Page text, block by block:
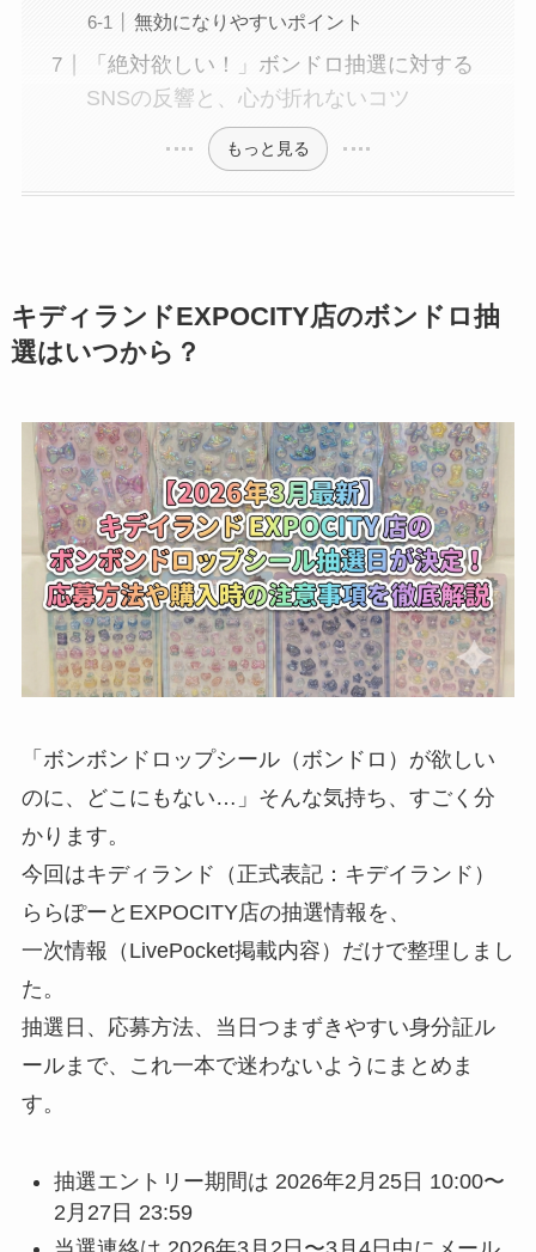
無効になりやすいポイント
「絶対欲しい！」ボンドロ抽選に対する
SNSの反響と、心が折れないコツ
もっと見る
キディランドEXPOCITY店のボンドロ抽
選はいつから？
「ボンボンドロップシール（ボンドロ）が欲しい
のに、どこにもない…」そんな気持ち、すごく分
かります。
今回はキディランド（正式表記：キデイランド）
ららぽーとEXPOCITY店の抽選情報を、
一次情報（LivePocket掲載内容）だけで整理しまし
た。
抽選日、応募方法、当日つまずきやすい身分証ル
ールまで、これ一本で迷わないようにまとめま
す。
抽選エントリー期間は 2026年2月25日 10:00〜
2月27日 23:59